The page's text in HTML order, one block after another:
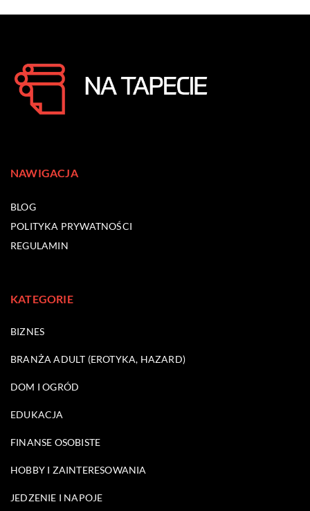
NAWIGACJA
BLOG
POLITYKA PRYWATNOŚCI
REGULAMIN
KATEGORIE
BIZNES
BRANŻA ADULT (EROTYKA, HAZARD)
DOM I OGRÓD
EDUKACJA
FINANSE OSOBISTE
HOBBY I ZAINTERESOWANIA
JEDZENIE I NAPOJE